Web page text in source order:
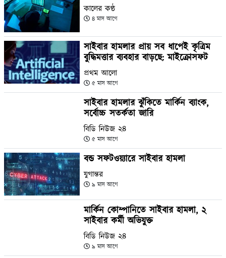
কালের কণ্ঠ
৪ মাস আগে
সাইবার হামলার প্রায় সব ধাপেই কৃত্রিম
বুদ্ধিমত্তার ব্যবহার বাড়ছে: মাইক্রোসফট
প্রথম আলো
৫ মাস আগে
সাইবার হামলার ঝুঁকিতে মার্কিন ব্যাংক,
সর্বোচ্চ সতর্কতা জারি
বিডি নিউজ ২৪
৫ মাস আগে
বন্ড সফটওয়্যারে সাইবার হামলা
যুগান্তর
৯ মাস আগে
মার্কিন কোম্পানিতে সাইবার হামলা, ২
সাইবার কর্মী অভিযুক্ত
বিডি নিউজ ২৪
৯ মাস আগে